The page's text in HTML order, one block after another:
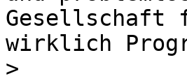
Gesellschaft
wirklich
>